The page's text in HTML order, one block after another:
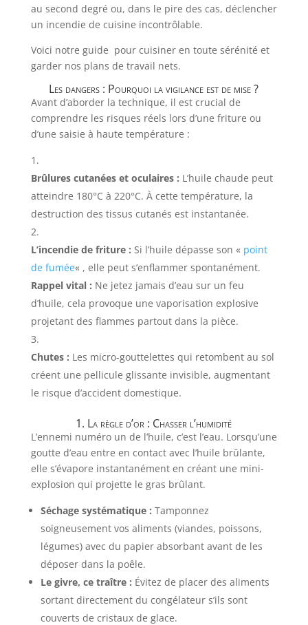
au second degré ou, dans le pire des cas, déclencher
un incendie de cuisine incontrôlable.
Voici notre guide pour cuisiner en toute sérénité et
garder nos plans de travail nets.
Les dangers : Pourquoi la vigilance est de mise ?
Avant d’aborder la technique, il est crucial de
comprendre les risques réels lors d’une friture ou
d’une saisie à haute température :
Brûlures cutanées et oculaires : L’huile chaude peut
atteindre 180°C à 220°C. À cette température, la
destruction des tissus cutanés est instantanée.
L’incendie de friture : Si l’huile dépasse son « point
de fumée« , elle peut s’enflammer spontanément.
Rappel vital : Ne jetez jamais d’eau sur un feu
d’huile, cela provoque une vaporisation explosive
projetant des flammes partout dans la pièce.
Chutes : Les micro-gouttelettes qui retombent au sol
créent une pellicule glissante invisible, augmentant
le risque d’accident domestique.
1. La règle d’or : Chasser l’humidité
L’ennemi numéro un de l’huile, c’est l’eau. Lorsqu’une
goutte d’eau entre en contact avec l’huile brûlante,
elle s’évapore instantanément en créant une mini-
explosion qui projette le gras brûlant.
Séchage systématique : Tamponnez
soigneusement vos aliments (viandes, poissons,
légumes) avec du papier absorbant avant de les
déposer dans la poêle.
Le givre, ce traître : Évitez de placer des aliments
sortant directement du congélateur s’ils sont
couverts de cristaux de glace.